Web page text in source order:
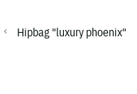
Hipbag "luxury phoenix"